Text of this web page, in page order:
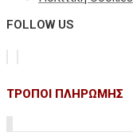
FOLLOW US
ΤΡΟΠΟΙ ΠΛΗΡΩΜΗΣ